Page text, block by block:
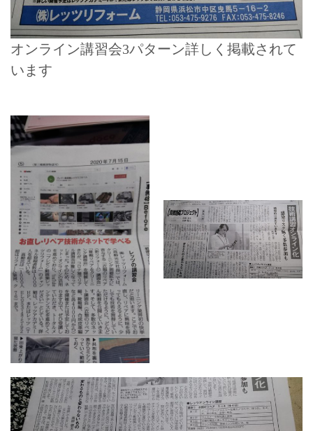
オンライン講習会3パターン詳しく掲載されて
います